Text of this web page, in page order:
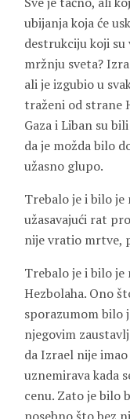
ubijanja koja će
destrukciju koji su
mržnju sveta?
ali je izgubio u
traženi od strane
Gaza i Liban su
da je možda bilo
užasno glupo.
Trebalo je i bilo je
užasavajući rat
nije vratio mrtve,
Trebalo je i bilo
Hezbolaha. Ono
sporazumom bilo
njegovim
da Izrael nije
uznemirava kada
cenu. Zato je bilo